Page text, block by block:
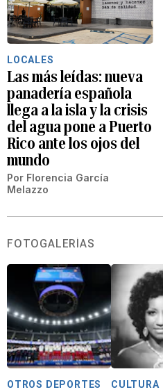
LOCALES
Las más leídas: nueva
panadería española
llega a la isla y la crisis
del agua pone a Puerto
Rico ante los ojos del
mundo
Por Florencia García
Melazzo
FOTOGALERÍAS
OTROS DEPORTES CULTURA